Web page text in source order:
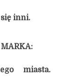
inni.
miasta.